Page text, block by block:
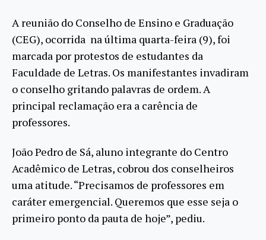
A reunião do Conselho de Ensino e Graduação
(CEG), ocorrida na última quarta-feira (9), foi
marcada por protestos de estudantes da
Faculdade de Letras. Os manifestantes invadiram
o conselho gritando palavras de ordem. A
principal reclamação era a carência de
professores.
João Pedro de Sá, aluno integrante do Centro
Acadêmico de Letras, cobrou dos conselheiros
uma atitude. “Precisamos de professores em
caráter emergencial. Queremos que esse seja o
primeiro ponto da pauta de hoje”, pediu.